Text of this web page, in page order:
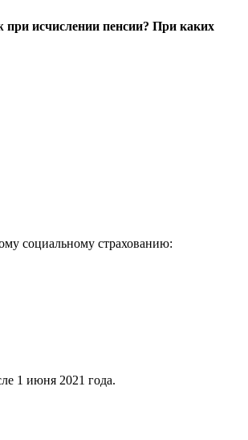
исчислении пенсии? При каких
социальному страхованию:
1 июня 2021 года.